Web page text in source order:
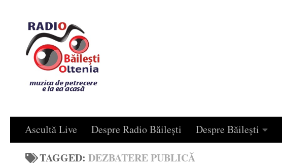
Ascultă Live Despre Radio Băilești Despre Băilești
TAGGED: DEZBATERE PUBLICĂ